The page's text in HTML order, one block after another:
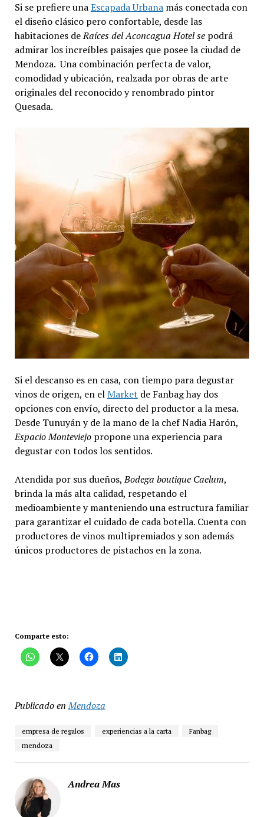
Si se prefiere unaEscapada Urbanamás conectada con
el diseño clásico pero confortable, desde las
habitaciones deRaíces del Aconcagua Hotel se podrá
admirar los increíbles paisajes que posee la ciudad de
Mendoza. Una combinación perfecta de valor,
comodidad y ubicación, realzada por obras de arte
originales del reconocido y renombrado pintor
Quesada.
Si el descanso es en casa, con tiempo para degustar
vinos de origen, en elMarket de Fanbag hay dos
opciones con envío, directo del productor a la mesa.
Desde Tunuyán y de la mano de la chef Nadia Harón,
Espacio Monteviejopropone una experiencia para
degustar con todos los sentidos.
Atendida por sus dueños,Bodega boutique Caelum,
brinda la más alta calidad, respetando el
medioambiente y manteniendo una estructura familiar
para garantizar el cuidado de cada botella. Cuenta con
productores de vinos multipremiados y son además
únicos productores de pistachos en la zona.
Comparte esto:
Publicado en Mendoza
empresa de regalos experiencias a la carta
Fanbag
mendoza
Andrea Mas